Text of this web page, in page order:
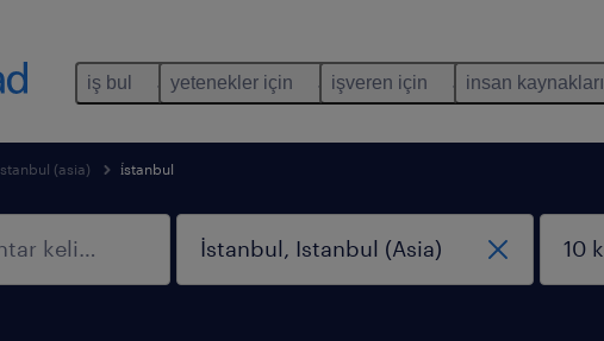
iş bul yetenekler için işveren için insan kaynakları
(asia) i̇stanbul